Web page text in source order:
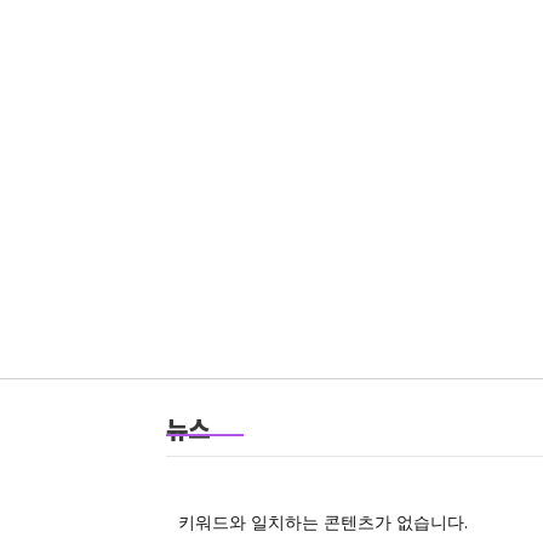
뉴스
키워드와 일치하는 콘텐츠가 없습니다.